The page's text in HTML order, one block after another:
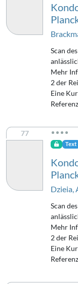
Scan
Mehr
2 der
Eine
77
Text
Dzieia,
Scan
Mehr
2 der
Eine